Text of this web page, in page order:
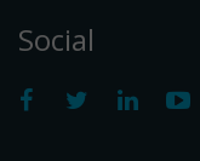
Social